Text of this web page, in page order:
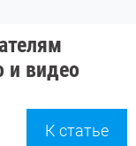
и видео
К статье